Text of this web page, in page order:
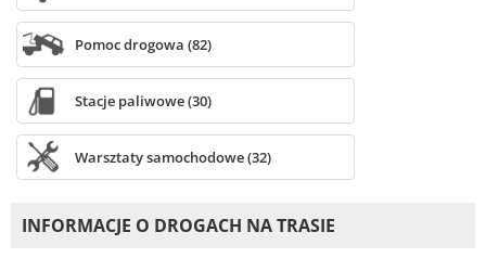
Pomoc drogowa (82)
Stacje paliwowe (30)
Warsztaty samochodowe (32)
INFORMACJE O DROGACH NA TRASIE